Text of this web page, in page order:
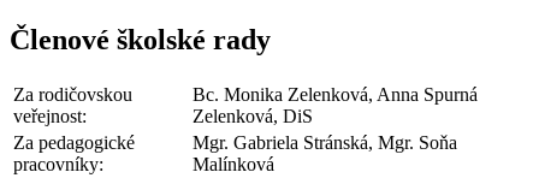
Členové školské rady
Za rodičovskou
veřejnost:
Bc. Monika Zelenková, Anna Spurná
Zelenková, DiS
Za pedagogické
pracovníky:
Mgr. Gabriela Stránská, Mgr. Soňa
Malínková